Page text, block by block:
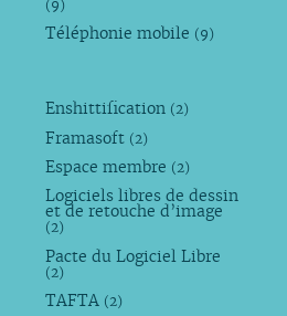
(9)
Téléphonie mobile (9)
Enshittification (2)
Framasoft (2)
Espace membre (2)
Logiciels libres de dessin
et de retouche d’image
(2)
Pacte du Logiciel Libre
(2)
TAFTA (2)